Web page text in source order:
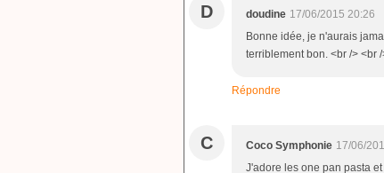
D doudine 17/06/2015 20:26
Bonne idée, je n'aurais
terriblement bon. <br /> <br
Répondre
C Coco Symphonie 17/06/
J'adore les one pan pasta